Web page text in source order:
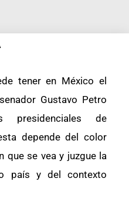
tener en México el
Gustavo Petro
presidenciales de
depende del color
que se vea y juzgue la
país y del contexto